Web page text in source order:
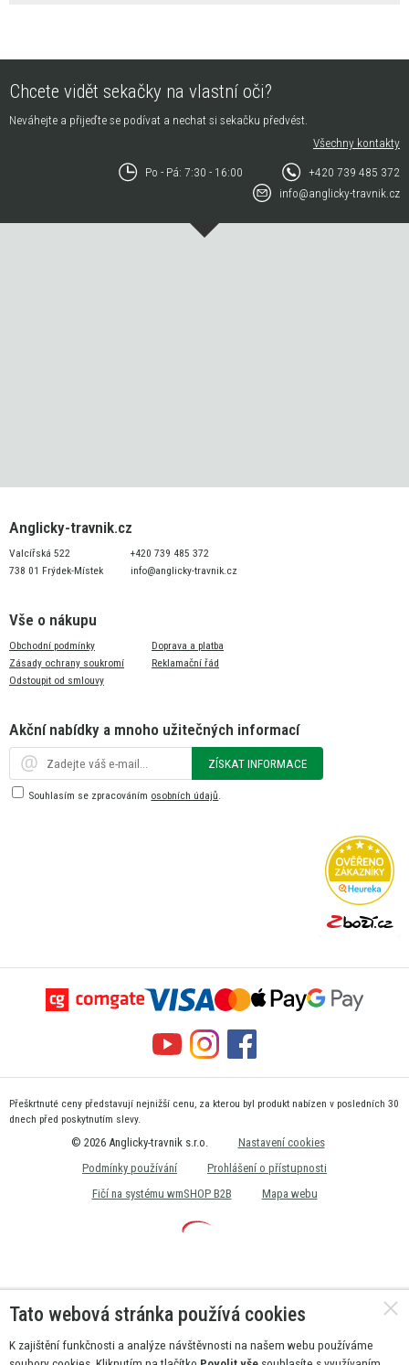
Chcete vidět sekačky na vlastní oči?
Neváhejte a přijeďte se podívat a nechat si sekačku předvést.
Všechny kontakty
Po - Pá: 7:30 - 16:00
+420 739 485 372
info@anglicky-travnik.cz
Anglicky-travnik.cz
Valcířská 522
738 01 Frýdek-Místek
+420 739 485 372
info@anglicky-travnik.cz
Vše o nákupu
Obchodní podmínky
Zásady ochrany soukromí
Odstoupit od smlouvy
Doprava a platba
Reklamační řád
Akční nabídky a mnoho užitečných informací
ZÍSKAT INFORMACE
Souhlasím se zpracováním osobních údajů
Přeškrtnuté ceny představují nejnižší cenu, za kterou byl produkt nabízen v posledních 30
dnech před poskytnutím slevy.
© 2026 Anglicky-travnik s.r.o.
Nastavení cookies
Podmínky používání
Prohlášení o přístupnosti
Fičí na systému wmSHOP B2B
Mapa webu
Tato webová stránka používá cookies
K zajištění funkčnosti a analýze návštěvnosti na našem webu používáme